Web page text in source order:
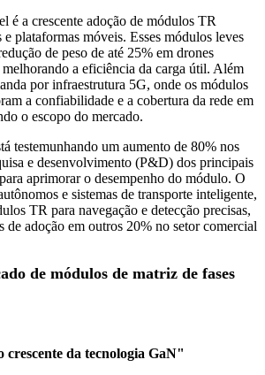
é a crescente adoção de módulos TR
plataformas móveis. Esses módulos leves
de peso de até 25% em drones
a eficiência da carga útil. Além
por infraestrutura 5G, onde os módulos
a confiabilidade e a cobertura da rede em
o escopo do mercado.
testemunhando um aumento de 80% nos
e desenvolvimento (P&D) dos principais
aprimorar o desempenho do módulo. O
e sistemas de transporte inteligente,
TR para navegação e detecção precisas,
de adoção em outros 20% no setor comercial
de módulos de matriz de fases
crescente da tecnologia GaN"